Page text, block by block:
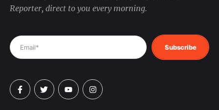
Reporter, direct to you every morning.
Subscribe